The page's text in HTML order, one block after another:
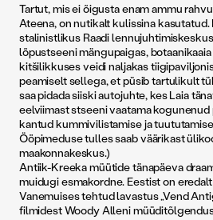
Tartut, mis ei õigusta enam ammu
Ateena, on nutikalt kulissina
stalinistlikus Raadi
lõpustseeni mängupaigas,
kitšilikkuses veidi naljakas
peamiselt sellega, et püsib tartulikult
saa pidada siiski autojuhte, kes Laia
eelviimast stseeni vaatama
kantud kummivilistamise ja
Ööpimeduse tulles saab väärikast
maakonnakeskus.)
Antiik-Kreeka müütide tänapäeva
muidugi esmakordne. Eestist on
Vanemuises tehtud lavastus „Vend
filmidest Woody Alleni müüditõlgendus